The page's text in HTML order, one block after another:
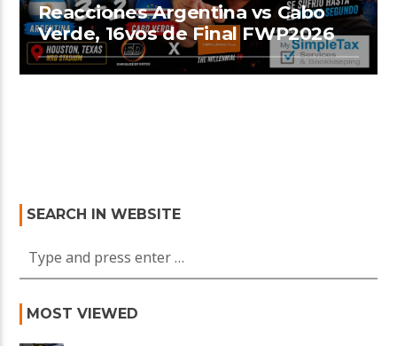
Reacciones Argentina vs Cabo
Verde, 16vos de Final FWP2026
SEARCH IN WEBSITE
MOST VIEWED